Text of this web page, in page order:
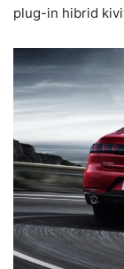
plug-in hibrid